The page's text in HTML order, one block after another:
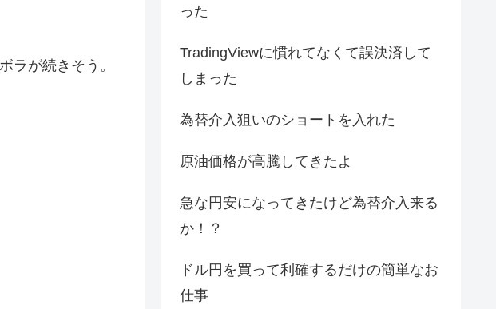
ラが続きそう。
った
TradingViewに慣れてなくて誤決済して
しまった
為替介入狙いのショートを入れた
原油価格が高騰してきたよ
急な円安になってきたけど為替介入来る
か！？
ドル円を買って利確するだけの簡単なお
仕事